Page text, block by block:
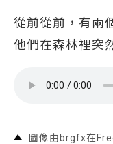
從前從前，有兩
他們在森林裡突
圖像由brgfx在